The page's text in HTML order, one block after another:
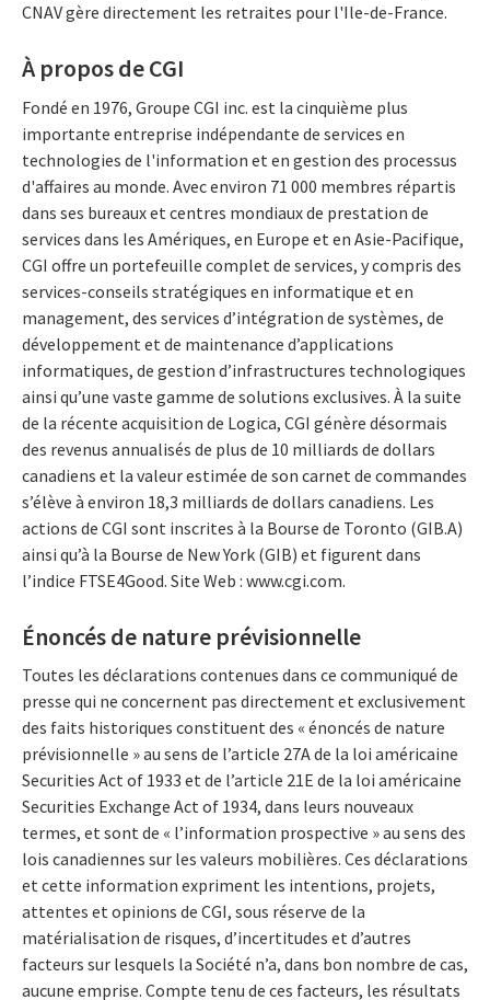
CNAV gère directement les retraites pour l'Ile-de-France.
À propos de CGI
Fondé en 1976, Groupe CGI inc. est la cinquième plus
importante entreprise indépendante de services en
technologies de l'information et en gestion des processus
d'affaires au monde. Avec environ 71 000 membres répartis
dans ses bureaux et centres mondiaux de prestation de
services dans les Amériques, en Europe et en Asie-Pacifique,
CGI offre un portefeuille complet de services, y compris des
services-conseils stratégiques en informatique et en
management, des services d’intégration de systèmes, de
développement et de maintenance d’applications
informatiques, de gestion d’infrastructures technologiques
ainsi qu’une vaste gamme de solutions exclusives. À la suite
de la récente acquisition de Logica, CGI génère désormais
des revenus annualisés de plus de 10 milliards de dollars
canadiens et la valeur estimée de son carnet de commandes
s’élève à environ 18,3 milliards de dollars canadiens. Les
actions de CGI sont inscrites à la Bourse de Toronto (GIB.A)
ainsi qu’à la Bourse de New York (GIB) et figurent dans
l’indice FTSE4Good. Site Web : www.cgi.com.
Énoncés de nature prévisionnelle
Toutes les déclarations contenues dans ce communiqué de
presse qui ne concernent pas directement et exclusivement
des faits historiques constituent des « énoncés de nature
prévisionnelle » au sens de l’article 27A de la loi américaine
Securities Act of 1933 et de l’article 21E de la loi américaine
Securities Exchange Act of 1934, dans leurs nouveaux
termes, et sont de « l’information prospective » au sens des
lois canadiennes sur les valeurs mobilières. Ces déclarations
et cette information expriment les intentions, projets,
attentes et opinions de CGI, sous réserve de la
matérialisation de risques, d’incertitudes et d’autres
facteurs sur lesquels la Société n’a, dans bon nombre de cas,
aucune emprise. Compte tenu de ces facteurs, les résultats